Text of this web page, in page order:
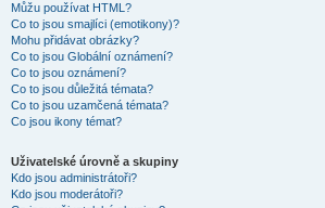
Můžu používat HTML?
Co to jsou smajlíci (emotikony)?
Mohu přidávat obrázky?
Co to jsou Globální oznámení?
Co to jsou oznámení?
Co to jsou důležitá témata?
Co to jsou uzamčená témata?
Co jsou ikony témat?
Uživatelské úrovně a skupiny
Kdo jsou administrátoři?
Kdo jsou moderátoři?